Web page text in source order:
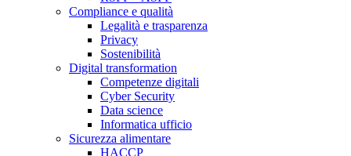
Compliance e qualità
Legalità e trasparenza
Privacy
Sostenibilità
Digital transformation
Competenze digitali
Cyber Security
Data science
Informatica ufficio
Sicurezza alimentare
HACCP